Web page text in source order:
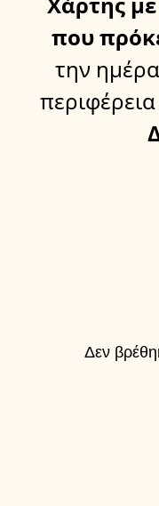
που
την ημέρα
περιφέρεια
Δεν